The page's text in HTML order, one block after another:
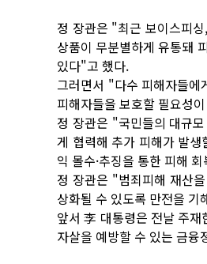
정 장관은 "최근 보이스피
상품이 무분별하게 유통돼
있다"고 했다.
그러면서 "다수 피해자들에
피해자들을 보호할 필요성
정 장관은 "국민들의 대규
게 협력해 추가 피해가 발
익 몰수·추징을 통한 피해
정 장관은 "범죄피해 재산
상화될 수 있도록 만전을 기
앞서 李 대통령은 전날 주
자살을 예방할 수 있는 금